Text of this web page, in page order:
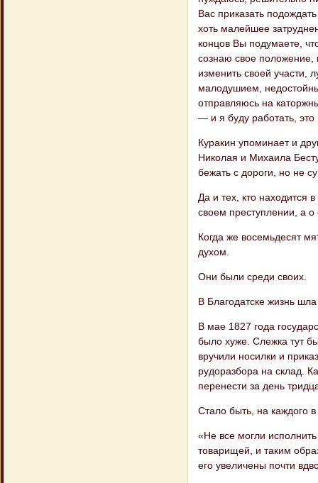
Вас приказать
хоть малейшее
концов Вы подумаете,
сознаю свое положение,
изменить своей участи,
малоду​шием,
отправляюсь на
— и я буду работать,
Куракин упоминает и
Николая и Михаила
бежать с дороги, но не
Да и тех, кто находится
своем преступлении, а о
Когда же восемьдесят
духом.
Они были среди своих.
В Благодатске жизнь
В мае 1827 года
было хуже. Слежка тут
вручили носилки и
рудоразбора на склад.
перенести за день
Стало быть, на каждого
«Не все могли
товарищей, и таким
его увеличены почти